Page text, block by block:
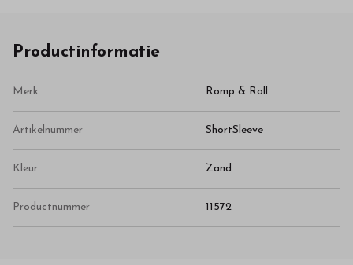
Productinformatie
Merk Romp & Roll
Artikelnummer ShortSleeve
Kleur Zand
Productnummer 11572